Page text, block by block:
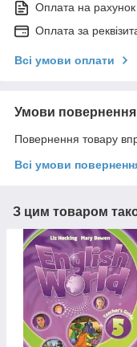
Оплата на рахунок
Оплата за
Всі умови оплати
Умови повернення
Повернення товару
Всі умови
З цим товаром